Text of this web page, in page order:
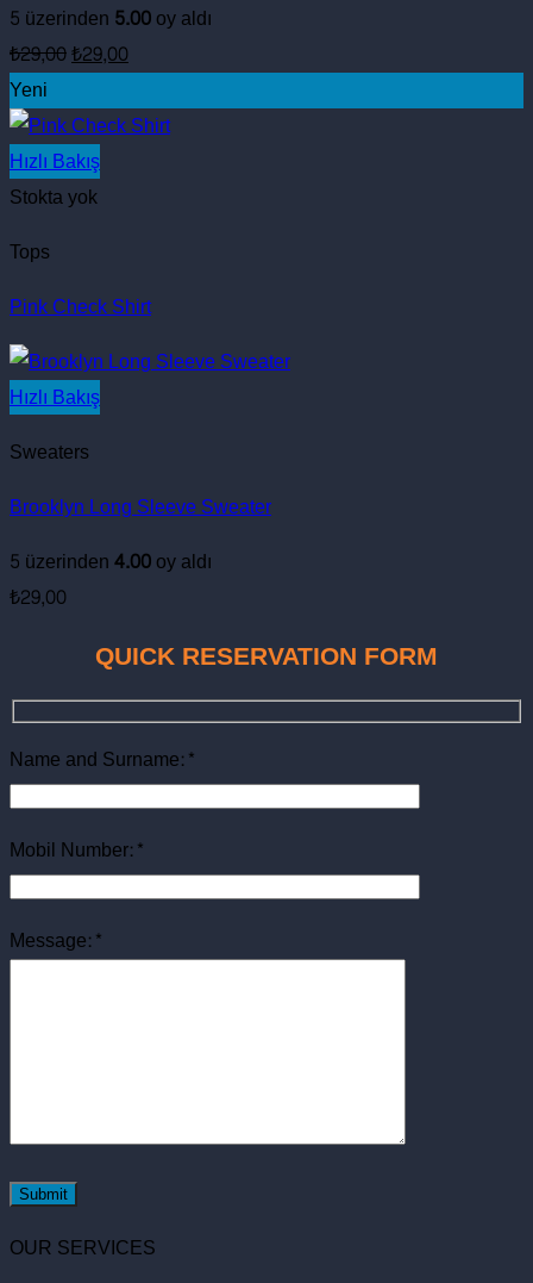
5 üzerinden 5.00oy aldı
₺29,00Orijinal
₺29,00.
₺29,00Şu
fiyat:
Yeni
Hızlı Bakış
Stokta yok
Tops
Pink Check Shirt
Hızlı Bakış
Sweaters
Brooklyn Long Sleeve Sweater
5 üzerinden4.00oy aldı
₺29,00
QUICK RESERVATION FORM
Name and Surname:*
Mobil Number:*
Message:*
OUR SERVICES